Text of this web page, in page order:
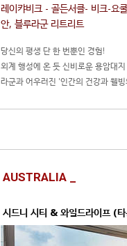
레이캬비크 - 골든서클- 비크-요
안, 블루라군 리트리트
당신의 평생 단 한 번뿐인 경험!
외계 행성에 온 듯 신비로운 용암대
라군과 어우러진 '인간의 건강과 웰빙
연을 느낄 수 있는 여행
AUSTRALIA _